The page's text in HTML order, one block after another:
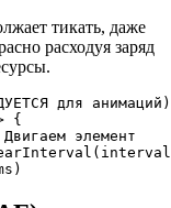
тикать, даже
расходуя заряд
для анимаций)
{
элемент